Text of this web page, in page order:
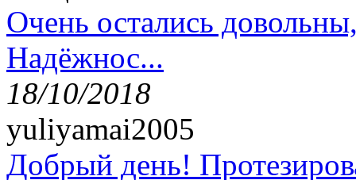
Очень остались
Надёжнос...
18/10/2018
yuliyamai2005
Добрый день!